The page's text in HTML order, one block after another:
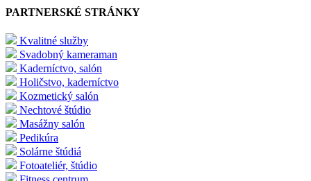
PARTNERSKÉ STRÁNKY
Kvalitné služby
Svadobný kameraman
Kaderníctvo, salón
Holičstvo, kaderníctvo
Kozmetický salón
Nechtové štúdio
Masážny salón
Pedikúra
Solárne štúdiá
Fotoateliér, štúdio